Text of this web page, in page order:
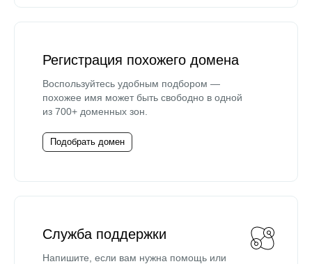
Регистрация похожего домена
Воспользуйтесь удобным подбором —
похожее имя может быть свободно в одной
из 700+ доменных зон.
Подобрать домен
Служба поддержки
Напишите, если вам нужна помощь или